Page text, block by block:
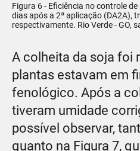
Figura 6 - Eficiência no controle
dias após a 2ª aplicação (DA2A),
respectivamente. Rio Verde - GO,
A colheita da soja foi
plantas estavam em
fenológico. Após a
tiveram umidade
possível observar,
quanto na Figura 7,